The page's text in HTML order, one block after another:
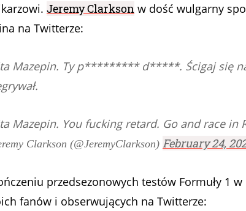
Jeremy Clarkson w dość wulgarny
na Twitterze:
Mazepin. Ty p********* d*****. Ścigaj się na
Mazepin. You fucking retard. Go and race in
Clarkson (@JeremyClarkson) February 24,
przedsezonowych testów Formuły 1
fanów i obserwujących na Twitterze: